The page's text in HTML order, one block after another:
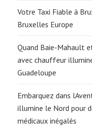
Votre Taxi Fiable à
Bruxelles Europe
Quand Baie-Mahault
avec chauffeur
Guadeloupe
Embarquez dans
illumine le Nord pour
médicaux inégalés